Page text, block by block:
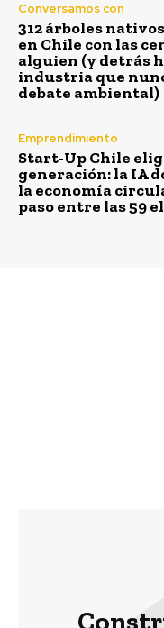
Conversamos con
312 árboles
en Chile con las
alguien (y detrás
industria que
debate ambiental)
Emprendimiento
Start-Up Chile
generación: la IA
la economía
paso entre las 59